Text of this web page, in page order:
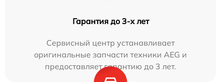
Гарантия до 3-х лет
Сервисный центр устанавливает
оригинальные запчасти техники AEG и
предоставляет гарантию до 3 лет.